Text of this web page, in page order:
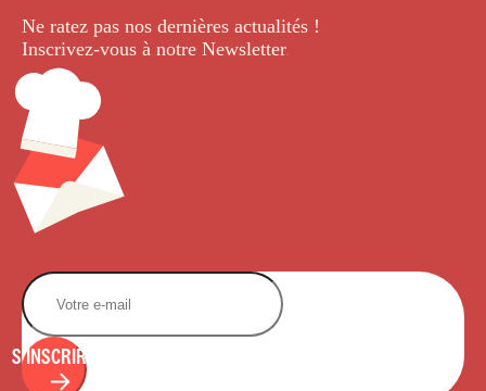
Ne ratez pas nos dernières actualités !
Inscrivez-vous à notre Newsletter.
S'INSCRIRE